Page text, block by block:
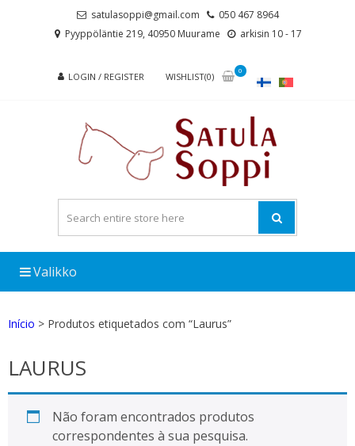
satulasoppi@gmail.com
050 467 8964
Pyyppöläntie 219, 40950 Muurame
arkisin 10 - 17
LOGIN / REGISTER WISHLIST(0)
0
Valikko
Início > Produtos etiquetados com “Laurus”
LAURUS
Não foram encontrados produtos
correspondentes à sua pesquisa.